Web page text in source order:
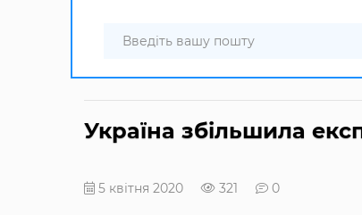
Україна збільшила
5 квітня 2020 321 0